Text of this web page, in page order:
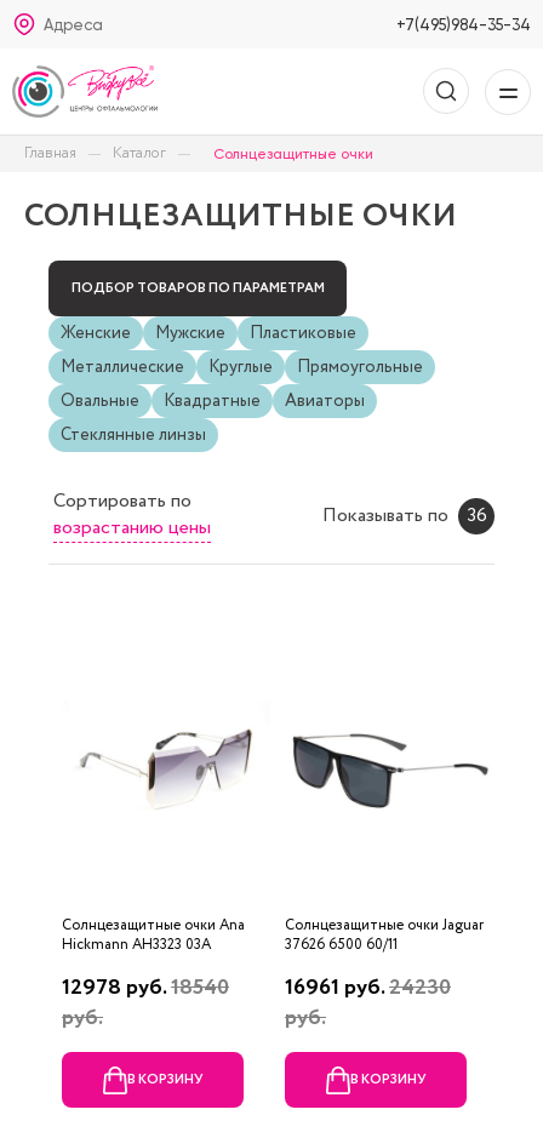
Адреса +7(495)984-35-34
Главная Каталог Солнцезащитные очки
СОЛНЦЕЗАЩИТНЫЕ ОЧКИ
ПОДБОР ТОВАРОВ ПО ПАРАМЕТРАМ
Женские Мужские
Пластиковые
Металлические
Круглые
Прямоугольные
Овальные
Квадратные
Авиаторы
Стеклянные линзы
Сортировать по
возрастанию цены
Показывать по 36
Солнцезащитные очки Ana
Hickmann AH3323 03A
12978 руб.18540
руб.
В КОРЗИНУ
Солнцезащитные очки Jaguar
37626 6500 60/11
16961 руб.24230
руб.
В КОРЗИНУ